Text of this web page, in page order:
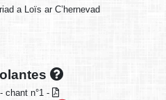
a Loïs ar C’hernevad
chant n°1 -